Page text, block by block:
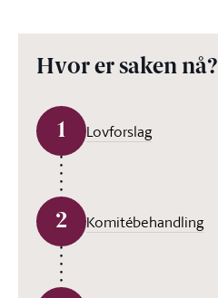
Hvor er saken nå?
1 Lovforslag
2 Komitébehandling